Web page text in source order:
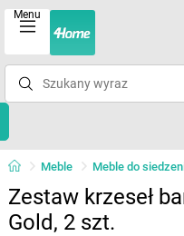
Menu
Meble Meble do
Zestaw krzeseł
Gold, 2 szt.